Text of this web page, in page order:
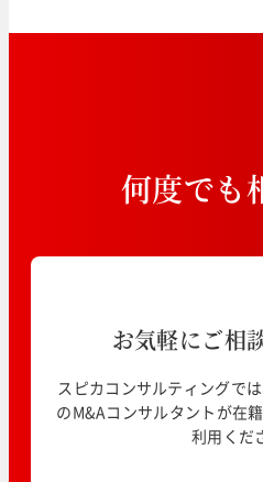
何度でも
お気軽にご相
スピカコンサルティングで
のM&Aコンサルタントが在
利用くだ